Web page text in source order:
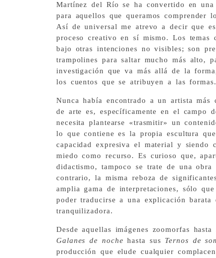
Martínez del Río se ha convertido en
para aquellos que queramos comprender
Así de universal me atrevo a decir que
proceso creativo en sí mismo. Los temas
bajo otras intenciones no visibles; son
trampolines para saltar mucho más alto,
investigación que va más allá de la
los cuentos que se atribuyen a las formas.
Nunca había encontrado a un artista
de arte es, específicamente en el campo
necesita plantearse «trasmitir» un
lo que contiene es la propia escultura
capacidad expresiva el material y siendo
miedo como recurso. Es curioso que,
didactismo, tampoco se trate de una
contrario, la misma reboza de
amplia gama de interpretaciones, sólo
poder traducirse a una explicación barata
tranquilizadora.
Desde aquellas imágenes zoomorfas
Galanes de noche hasta sus Ternos de
producción que elude cualquier